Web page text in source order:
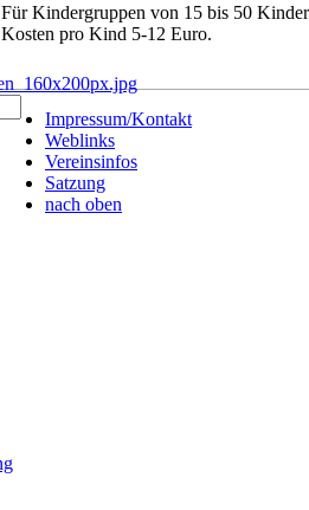
Für Kindergruppen von 15 bis 50
Kosten pro Kind 5-12 Euro.
Impressum/Kontakt
Weblinks
Vereinsinfos
Satzung
nach oben